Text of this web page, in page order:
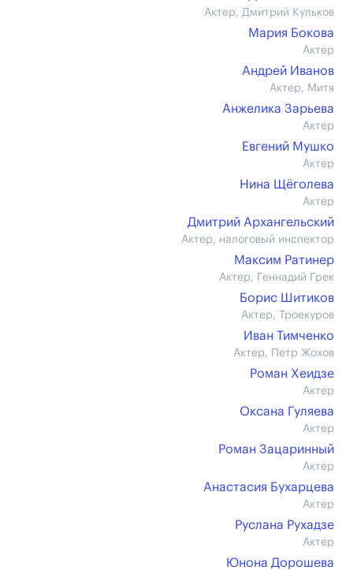
Актер, Дмитрий Кульков
Мария Бокова
Актер
Андрей Иванов
Актер, Митя
Анжелика Зарьева
Актер
Евгений Мушко
Актер
Нина Щёголева
Актер
Дмитрий Архангельский
Актер, налоговый инспектор
Максим Ратинер
Актер, Геннадий Грек
Борис Шитиков
Актер, Троекуров
Иван Тимченко
Актер, Петр Жохов
Роман Хеидзе
Актер
Оксана Гуляева
Актер
Роман Зацаринный
Актер
Анастасия Бухарцева
Актер
Руслана Рухадзе
Актер
Юнона Дорошева